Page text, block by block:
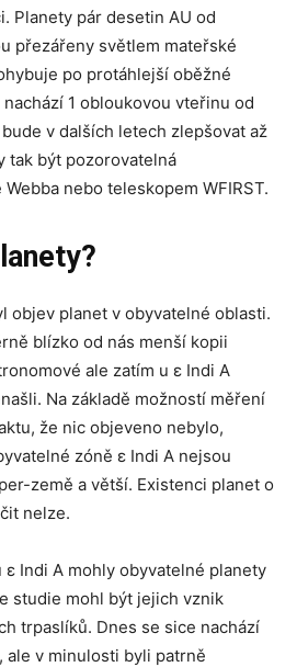
Planety pár desetin AU od
přezářeny světlem mateřské
po protáhlejší oběžné
1 obloukovou vteřinu od
v dalších letech zlepšovat až
tak být pozorovatelná
Webba nebo teleskopem WFIRST.
objev planet v obyvatelné oblasti.
blízko od nás menší kopii
ale zatím u ε Indi A
Na základě možností měření
že nic objeveno nebylo,
zóně ε Indi A nejsou
země a větší. Existenci planet o
nelze.
ε Indi A mohly obyvatelné planety
studie mohl být jejich vznik
trpaslíků. Dnes se sice nachází
ale v minulosti byli patrně